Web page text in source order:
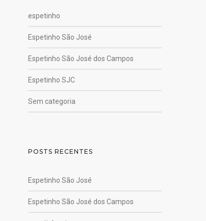
espetinho
Espetinho São José
Espetinho São José dos Campos
Espetinho SJC
Sem categoria
POSTS RECENTES
Espetinho São José
Espetinho São José dos Campos